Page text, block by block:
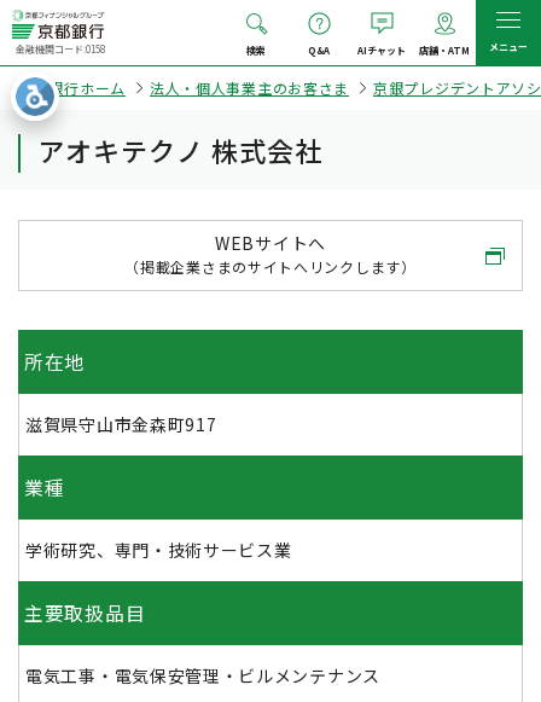
金融機関コード:0158 検索 Q&A AIチャット 店舗・ATM メニュー
京都銀行ホーム 法人・個人事業主のお客さま 京銀プレジデントアソ
アオキテクノ 株式会社
WEBサイトへ
（掲載企業さまのサイトへリンクします）
所在地
滋賀県守山市金森町917
業種
学術研究、専門・技術サービス業
主要取扱品目
電気工事・電気保安管理・ビルメンテナンス